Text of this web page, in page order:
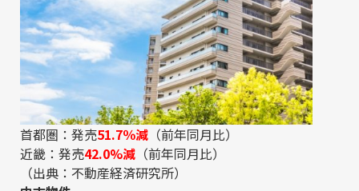
首都圏：発売51.7％減 （前年同月比）
近畿：発売42.0%減 （前年同月比）
（出典： 不動産経済研究所）